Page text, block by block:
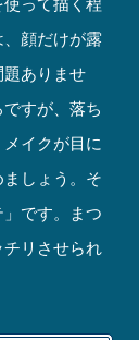
って描く程
顔だけが露
ありませ
すが、落ち
イクが目に
しょう。そ
です。まつ
リさせられ